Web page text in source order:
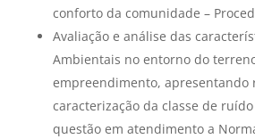
conforto da comunidade –
Avaliação e análise das
Ambientais no entorno do
empreendimento, apresentando
caracterização da classe de
questão em atendimento a